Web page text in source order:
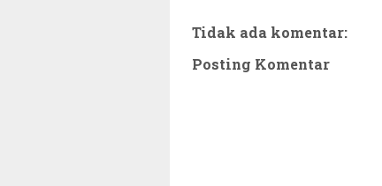
Tidak ada komentar:
Posting Komentar